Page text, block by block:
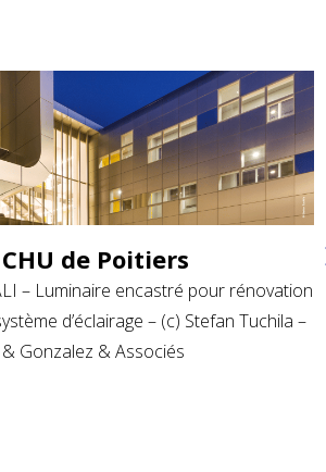
de Poitiers
– Luminaire encastré pour rénovation
d’éclairage – (c) Stefan Tuchila –
Gonzalez & Associés